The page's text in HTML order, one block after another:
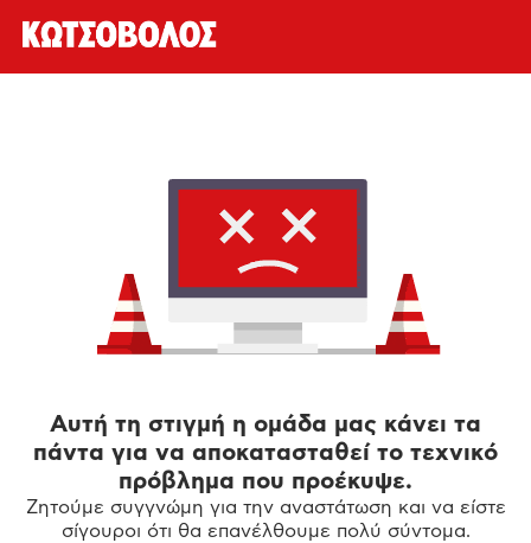
Αυτή τη στιγμή η ομάδα μας κάνει τα
πάντα για να αποκατασταθεί το τεχνικό
πρόβλημα που προέκυψε.
Ζητούμε συγγνώμη για την αναστάτωση και να είστε
σίγουροι ότι θα επανέλθουμε πολύ σύντομα.